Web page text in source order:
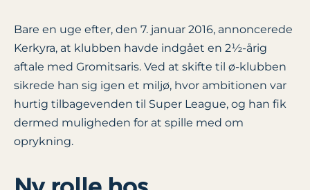
Bare en uge efter, den 7. januar 2016, annoncerede
Kerkyra, at klubben havde indgået en 2½-årig
aftale med Gromitsaris. Ved at skifte til ø-klubben
sikrede han sig igen et miljø, hvor ambitionen var
hurtig tilbagevenden til Super League, og han fik
dermed muligheden for at spille med om
oprykning.